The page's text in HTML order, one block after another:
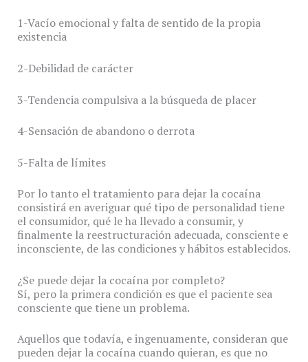
1-Vacío emocional y falta de sentido de la propia
existencia
2-Debilidad de carácter
3-Tendencia compulsiva a la búsqueda de placer
4-Sensación de abandono o derrota
5-Falta de límites
Por lo tanto el tratamiento para dejar la cocaína
consistirá en averiguar qué tipo de personalidad tiene
el consumidor, qué le ha llevado a consumir, y
finalmente la reestructuración adecuada, consciente e
inconsciente, de las condiciones y hábitos establecidos.
¿Se puede dejar la cocaína por completo?
Sí, pero la primera condición es que el paciente sea
consciente que tiene un problema.
Aquellos que todavía, e ingenuamente, consideran que
pueden dejar la cocaína cuando quieran, es que no